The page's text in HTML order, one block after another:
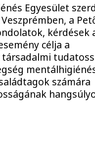
Egyesület
a
kérdések
célja a
számára